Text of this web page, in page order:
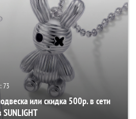
73
или скидка 500р. в сети